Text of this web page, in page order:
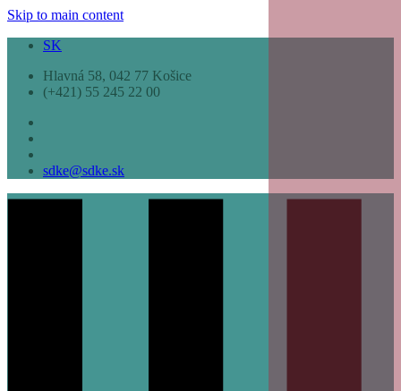
Skip to main content
SK
Hlavná 58, 042 77 Košice
(+421) 55 245 22 00
sdke@sdke.sk